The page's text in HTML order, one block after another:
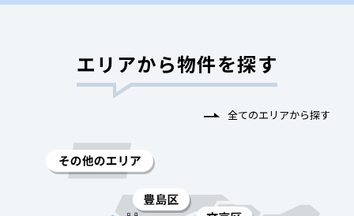
エリアから物件を探す
全てのエリアから探す